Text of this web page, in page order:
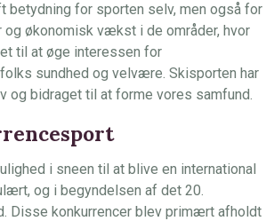
betydning for sporten selv, men også for
økonomisk vækst i de områder, hvor
til at øge interessen for
sundhed og velvære. Skisporten har
og bidraget til at forme vores samfund.
i sneen til at blive en international
og i begyndelsen af det 20.
Disse konkurrencer blev primært afholdt